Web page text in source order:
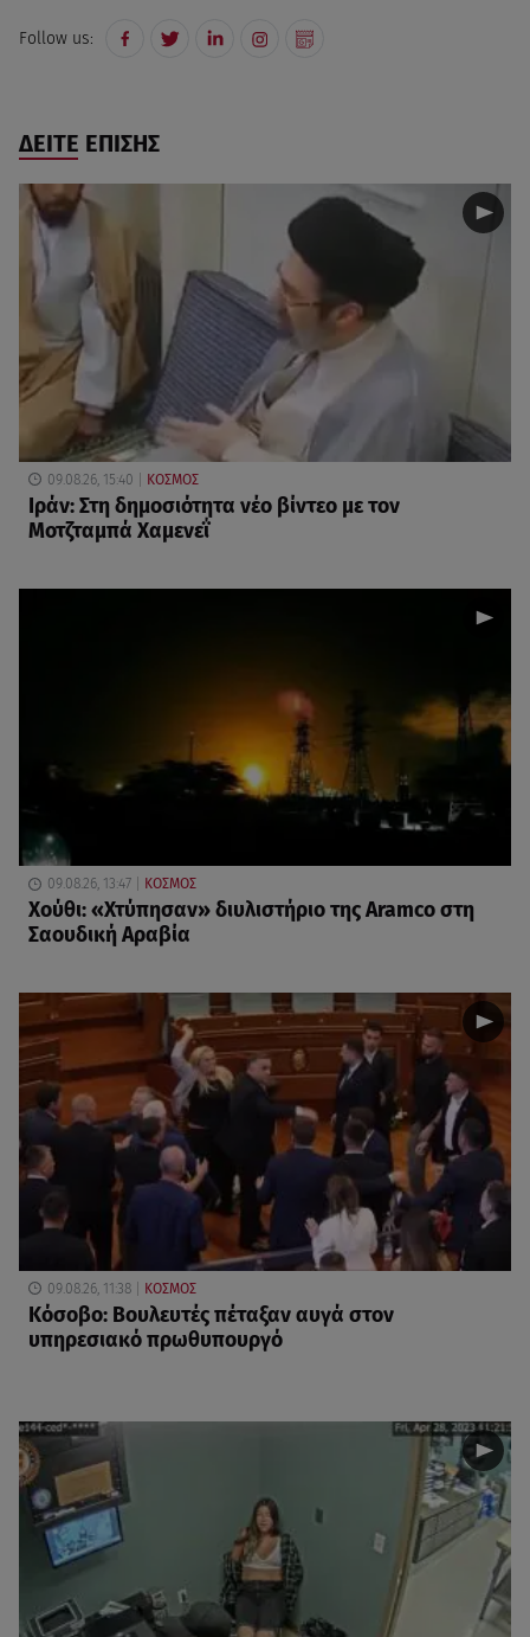
Follow us:
ΔΕΙΤΕ ΕΠΙΣΗΣ
09.08.26, 15:40 ΚΟΣΜΟΣ
Ιράν: Στη δημοσιότητα νέο βίντεο με τον
Μοτζταμπά Χαμενεΐ
09.08.26, 13:47 ΚΟΣΜΟΣ
Χούθι: «Χτύπησαν» διυλιστήριο της Aramco στη
Σαουδική Αραβία
09.08.26, 11:38 ΚΟΣΜΟΣ
Κόσοβο: Βουλευτές πέταξαν αυγά στον
υπηρεσιακό πρωθυπουργό